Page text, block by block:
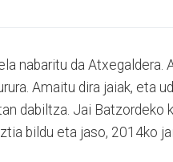
nabaritu da Atxegaldera.
Amaitu dira jaiak, eta
dabiltza. Jai Batzordeko
bildu eta jaso, 2014ko